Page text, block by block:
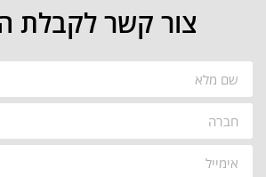
צור קשר לקבלת